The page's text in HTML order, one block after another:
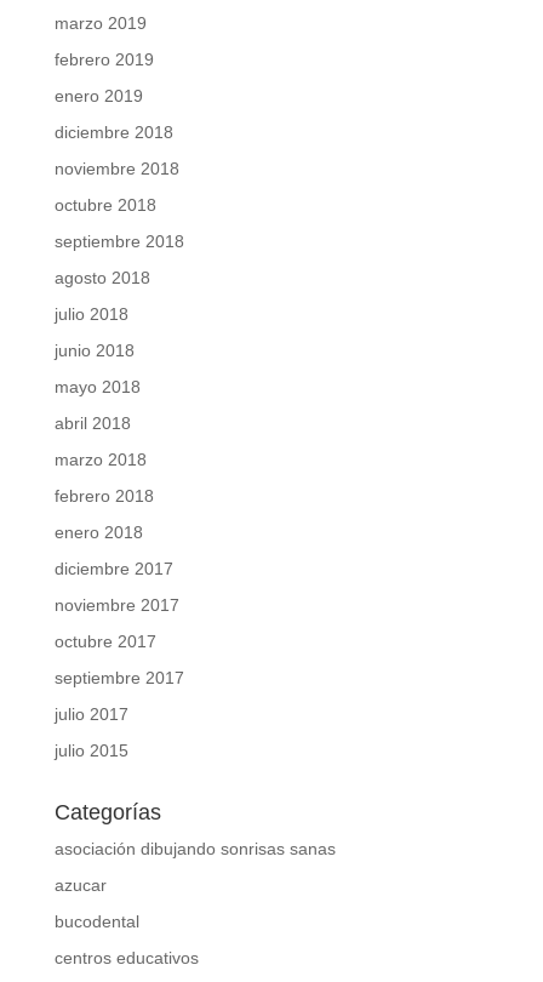
marzo 2019
febrero 2019
enero 2019
diciembre 2018
noviembre 2018
octubre 2018
septiembre 2018
agosto 2018
julio 2018
junio 2018
mayo 2018
abril 2018
marzo 2018
febrero 2018
enero 2018
diciembre 2017
noviembre 2017
octubre 2017
septiembre 2017
julio 2017
julio 2015
Categorías
asociación dibujando sonrisas sanas
azucar
bucodental
centros educativos